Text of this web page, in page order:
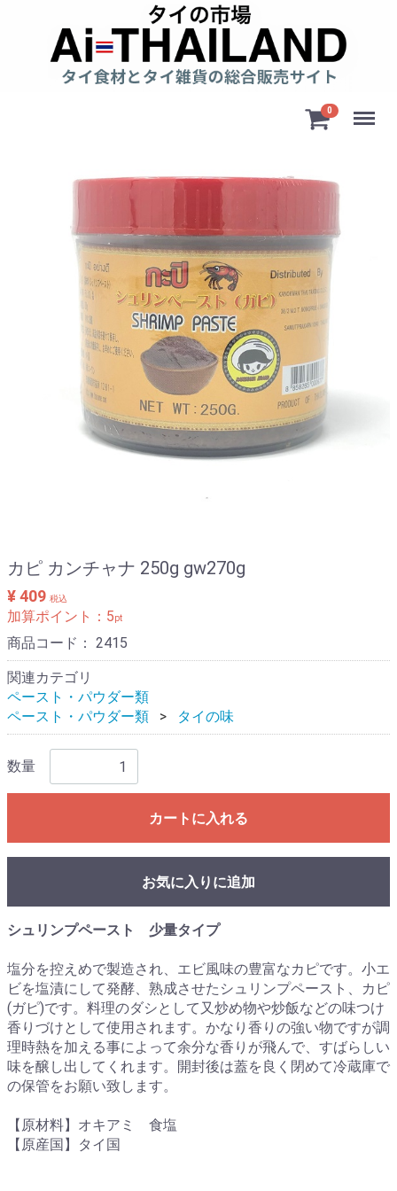
0 Menu
カピ カンチャナ 250g gw270g
¥ 409 税込
加算ポイント： 5pt
商品コード： 2415
関連カテゴリ
ペースト・パウダー類
ペースト・パウダー類
タイの味
数量
カートに入れる
お気に入りに追加
シュリンプペースト 少量タイプ
塩分を控えめで製造され、エビ風味の豊富なカピです。小エ
ビを塩漬にして発酵、熟成させたシュリンプペースト、カピ
(ガピ)です。料理のダシとして又炒め物や炒飯などの味つけ
香りづけとして使用されます。かなり香りの強い物ですが調
理時熱を加える事によって余分な香りが飛んで、すばらしい
味を醸し出してくれます。開封後は蓋を良く閉めて冷蔵庫で
の保管をお願い致します。
【原材料】オキアミ 食塩
【原産国】タイ国